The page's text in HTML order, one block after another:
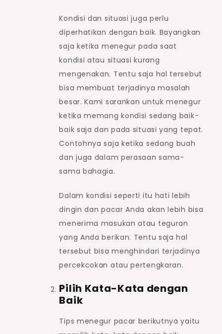
Kondisi dan situasi juga perlu
diperhatikan dengan baik. Bayangkan
saja ketika menegur pada saat
kondisi atau situasi kurang
mengenakan. Tentu saja hal tersebut
bisa membuat terjadinya masalah
besar. Kami sarankan untuk menegur
ketika memang kondisi sedang baik-
baik saja dan pada situasi yang tepat.
Contohnya saja ketika sedang buah
dan juga dalam perasaan sama-
sama bahagia.
Dalam kondisi seperti itu hati lebih
dingin dan pacar Anda akan lebih bisa
menerima masukan atau teguran
yang Anda berikan. Tentu saja hal
tersebut bisa menghindari terjadinya
percekcokan atau pertengkaran.
Pilih Kata-Kata dengan
Baik
Tips menegur pacar berikutnya yaitu